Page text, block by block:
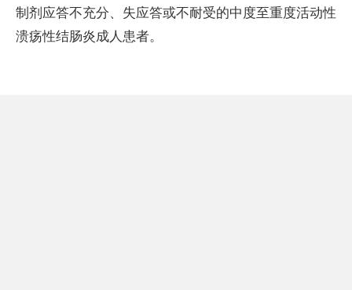
制剂应答不充分、失应答或不耐受的中度至重度活动性
溃疡性结肠炎成人患者。